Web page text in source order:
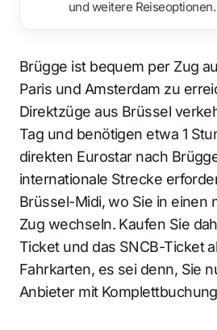
und weitere Reiseoptionen.
Brügge ist bequem per Zug
Paris und Amsterdam zu
Direktzüge aus Brüssel
Tag und benötigen etwa 1
direkten Eurostar nach
internationale Strecke
Brüssel-Midi, wo Sie in einen
Zug wechseln. Kaufen Sie
Ticket und das SNCB-Ticket
Fahrkarten, es sei denn, Sie
Anbieter mit